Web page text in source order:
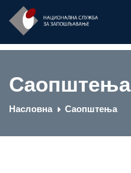
Саопштења
Насловна Саопштења